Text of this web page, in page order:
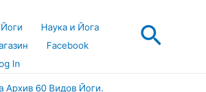
Наука и Йога
Facebook
In